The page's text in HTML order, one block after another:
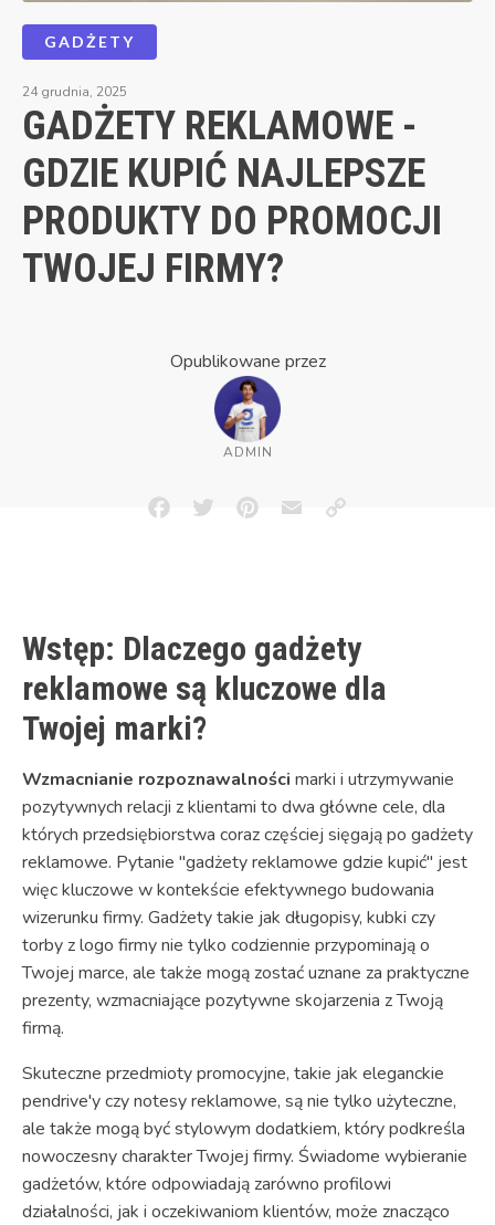
GADŻETY
24 grudnia, 2025
GADŻETY REKLAMOWE -
GDZIE KUPIĆ NAJLEPSZE
PRODUKTY DO PROMOCJI
TWOJEJ FIRMY?
Opublikowane przez
ADMIN
FacebookTwitterPinterestEmailCopy
Wstęp: Dlaczego gadżety
reklamowe są kluczowe dla
Twojej marki?
Wzmacnianie rozpoznawalności marki i utrzymywanie
pozytywnych relacji z klientami to dwa główne cele, dla
których przedsiębiorstwa coraz częściej sięgają po gadżety
reklamowe. Pytanie "gadżety reklamowe gdzie kupić" jest
więc kluczowe w kontekście efektywnego budowania
wizerunku firmy. Gadżety takie jak długopisy, kubki czy
torby z logo firmy nie tylko codziennie przypominają o
Twojej marce, ale także mogą zostać uznane za praktyczne
prezenty, wzmacniające pozytywne skojarzenia z Twoją
firmą.
Skuteczne przedmioty promocyjne, takie jak eleganckie
pendrive'y czy notesy reklamowe, są nie tylko użyteczne,
ale także mogą być stylowym dodatkiem, który podkreśla
nowoczesny charakter Twojej firmy. Świadome wybieranie
gadżetów, które odpowiadają zarówno profilowi
działalności, jak i oczekiwaniom klientów, może znacząco